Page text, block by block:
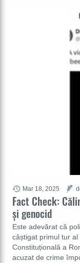
Fact Check:
și genocid
Este adevărat că
câștigat primul tur
Constituțională a
acuzat de crime
Mar 18, 2025